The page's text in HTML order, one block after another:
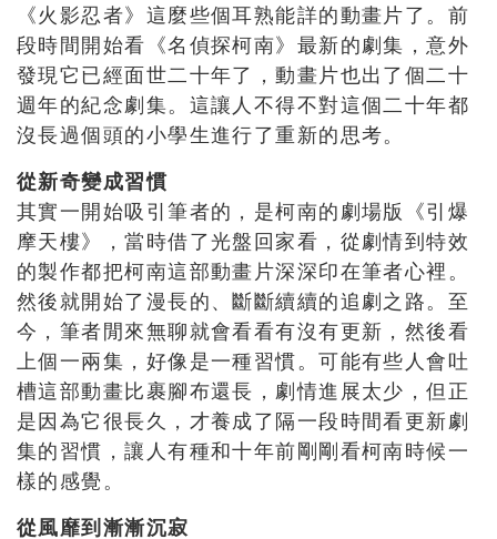
《火影忍者》這麼些個耳熟能詳的動畫片了。前
段時間開始看《名偵探柯南》最新的劇集，意外
發現它已經面世二十年了，動畫片也出了個二十
週年的紀念劇集。這讓人不得不對這個二十年都
沒長過個頭的小學生進行了重新的思考。
從新奇變成習慣
其實一開始吸引筆者的，是柯南的劇場版《引爆
摩天樓》，當時借了光盤回家看，從劇情到特效
的製作都把柯南這部動畫片深深印在筆者心裡。
然後就開始了漫長的、斷斷續續的追劇之路。至
今，筆者閒來無聊就會看看有沒有更新，然後看
上個一兩集，好像是一種習慣。可能有些人會吐
槽這部動畫比裹腳布還長，劇情進展太少，但正
是因為它很長久，才養成了隔一段時間看更新劇
集的習慣，讓人有種和十年前剛剛看柯南時候一
樣的感覺。
從風靡到漸漸沉寂